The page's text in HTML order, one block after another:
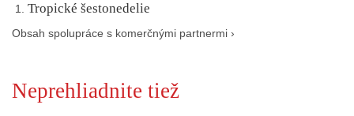
Tropické šestonedelie
Obsah spolupráce s komerčnými partnermi ›
Neprehliadnite tiež